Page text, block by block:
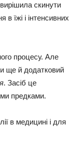
скинути
їжі і інтенсивних
процесу. Але
ще й додатковий
. Засіб це
предками.